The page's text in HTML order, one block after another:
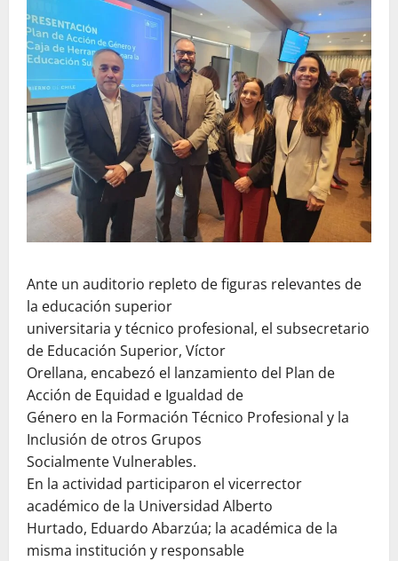
Ante un auditorio repleto de figuras relevantes de
la educación superior
universitaria y técnico profesional, el subsecretario
de Educación Superior, Víctor
Orellana, encabezó el lanzamiento del Plan de
Acción de Equidad e Igualdad de
Género en la Formación Técnico Profesional y la
Inclusión de otros Grupos
Socialmente Vulnerables.
En la actividad participaron el vicerrector
académico de la Universidad Alberto
Hurtado, Eduardo Abarzúa; la académica de la
misma institución y responsable